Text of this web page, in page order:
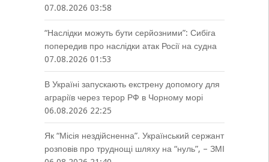
07.08.2026 03:58
“Наслідки можуть бути серйозними”: Сибіга
попередив про наслідки атак Росії на судна
07.08.2026 01:53
В Україні запускають екстрену допомогу для
аграріїв через терор РФ в Чорному морі
06.08.2026 22:25
Як “Місія нездійсненна”. Український сержант
розповів про труднощі шляху на “нуль”, – ЗМІ